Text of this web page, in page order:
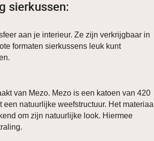
sierkussen:
aan je interieur. Ze zijn verkrijgbaar in
formaten sierkussens leuk kunt
van Mezo. Mezo is een katoen van 420
een natuurlijke weefstructuur. Het materiaal
om zijn natuurlijke look. Hiermee